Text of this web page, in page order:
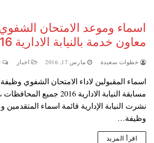
اسماء وموعد الامتحان
معاون خدمة بالنيابة الادارية 2016
خطوات سعيدة مارس 17, 2016 اخبار
اسماء المقبولين لاداء الامتحان الشفوي
مسابقة النيابة الادارية 2016 جميع
نشرت النيابة الإدارية قائمة اسماء المتقدمين
وظيفة…
اقرأ المزيد